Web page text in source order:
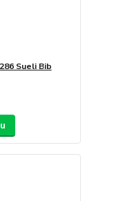
Sueli Bib